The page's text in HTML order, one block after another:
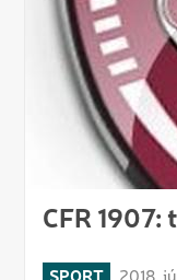
CFR 1907: